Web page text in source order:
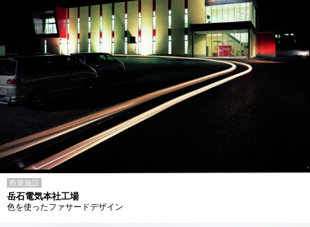
商業施設
岳石電気本社工場
色を使ったファサードデザイン